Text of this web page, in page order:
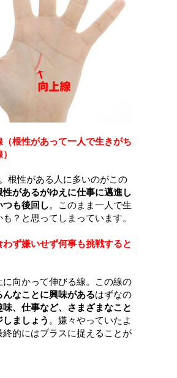
根性があって一人で生きがち
根性がある人に多いのがこの
性があるがゆえに仕事に邁進し
つも後回し。このまま一人で生
？と思ってしまっています。
ず嫌いせず何事も挑戦すると
に向かって伸びる線。この線の
んなことに興味があるはずなの
味、仕事など、さまざまなこと
ましょう 。嫌々やっていたよ
終的にはプラスに捉えることが